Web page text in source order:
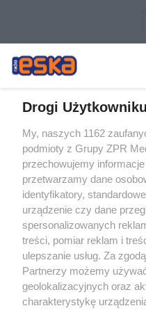
Żaden utwór zamieszczony w
rozpowszechniany lub dalej
tym także elektroniczny lub
eksploatacji w jakiejkolwiek
Internecie bez pisemnej zgody
wykorzystanie utworów w
tzn. bez właściwej zgody, jest
ścigane prawnie.
Drogi
My, naszych 1162
podmioty z Grupy ZPR
przechowujemy
przetwarzamy dane
identyfikatory,
urządzenie czy dane
spersonalizowanych
treści, pomiar reklam i
ulepszanie usług. Za
Partnerzy możemy
geolokalizacyjnych oraz
charakterystykę